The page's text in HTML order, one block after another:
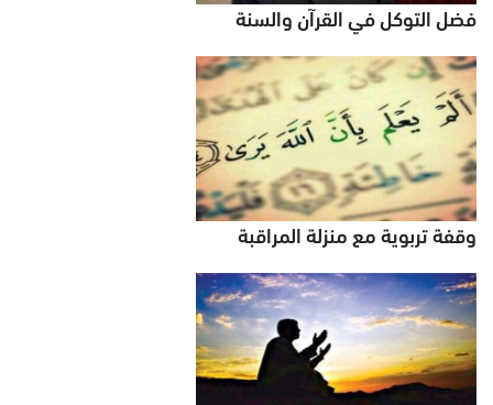
فضل التوكل في القرآن والسنة
وقفة تربوية مع منزلة المراقبة